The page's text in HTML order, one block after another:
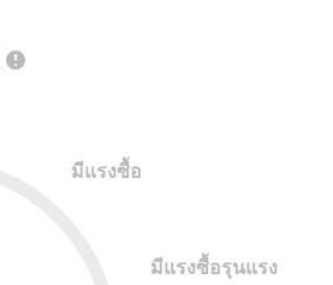
มีแรงซื้อ
มีแรงซื้อรุนแรง